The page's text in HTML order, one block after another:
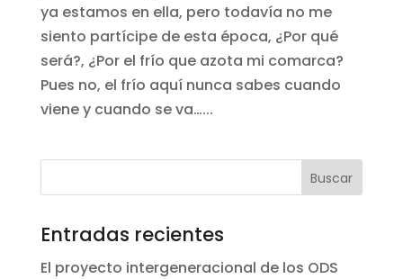
ya estamos en ella, pero todavía no me
siento partícipe de esta época, ¿Por qué
será?, ¿Por el frío que azota mi comarca?
Pues no, el frío aquí nunca sabes cuando
viene y cuando se va…...
Entradas recientes
El proyecto intergeneracional de los ODS